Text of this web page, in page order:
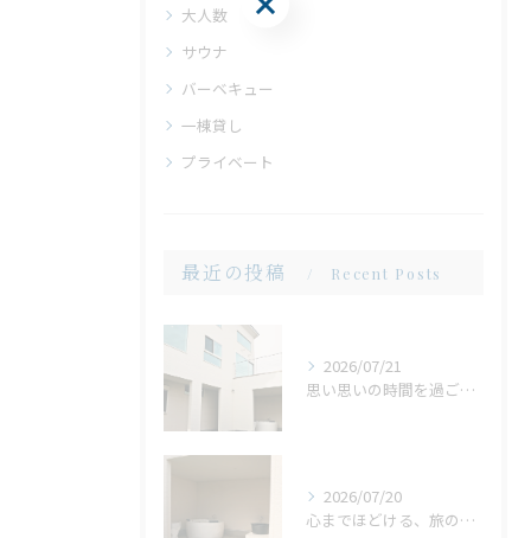
大人数
サウナ
バーベキュー
一棟貸し
プライベート
最近の投稿 Recent Posts
2026/07/21
思い思いの時間を過ごせる場所。広い庭だからこそ生まれる、心地よいひととき
2026/07/20
心までほどける、旅の締めくくり。広々ジャグジーで味わう、ゆったりとしたリラックスタイム